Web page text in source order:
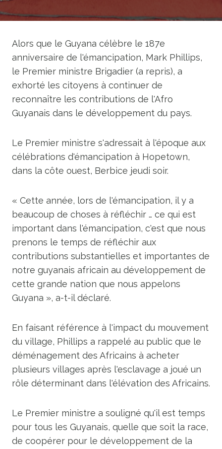
Alors que le Guyana célèbre le 187e
anniversaire de l'émancipation, Mark Phillips,
le Premier ministre Brigadier (a repris), a
exhorté les citoyens à continuer de
reconnaître les contributions de l'Afro
Guyanais dans le développement du pays.
Le Premier ministre s'adressait à l'époque aux
célébrations d'émancipation à Hopetown,
dans la côte ouest, Berbice jeudi soir.
« Cette année, lors de l'émancipation, il y a
beaucoup de choses à réfléchir … ce qui est
important dans l'émancipation, c'est que nous
prenons le temps de réfléchir aux
contributions substantielles et importantes de
notre guyanais africain au développement de
cette grande nation que nous appelons
Guyana », a-t-il déclaré.
En faisant référence à l'impact du mouvement
du village, Phillips a rappelé au public que le
déménagement des Africains à acheter
plusieurs villages après l'esclavage a joué un
rôle déterminant dans l'élévation des Africains.
Le Premier ministre a souligné qu'il est temps
pour tous les Guyanais, quelle que soit la race,
de coopérer pour le développement de la